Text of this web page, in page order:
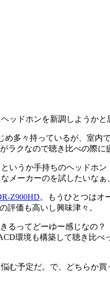
ッドホンを新調しようかと
め多々持っているが、室内
ラクなので聴き比べの際に
うか手持ちのヘッドホ
メーカーのを試したいなぁ
Z900HD。もうひとつはオ
評価も高いし興味津々。
るってどーゆー感じなの
環境も構築して聴き比
予定だ。で、どちらか